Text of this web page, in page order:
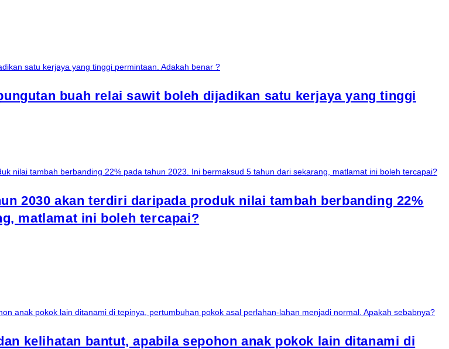
buah relai sawit boleh dijadikan satu kerjaya yang tinggi
2030 akan terdiri daripada produk nilai tambah berbanding 22%
matlamat ini boleh tercapai?
kelihatan bantut, apabila sepohon anak pokok lain ditanami di